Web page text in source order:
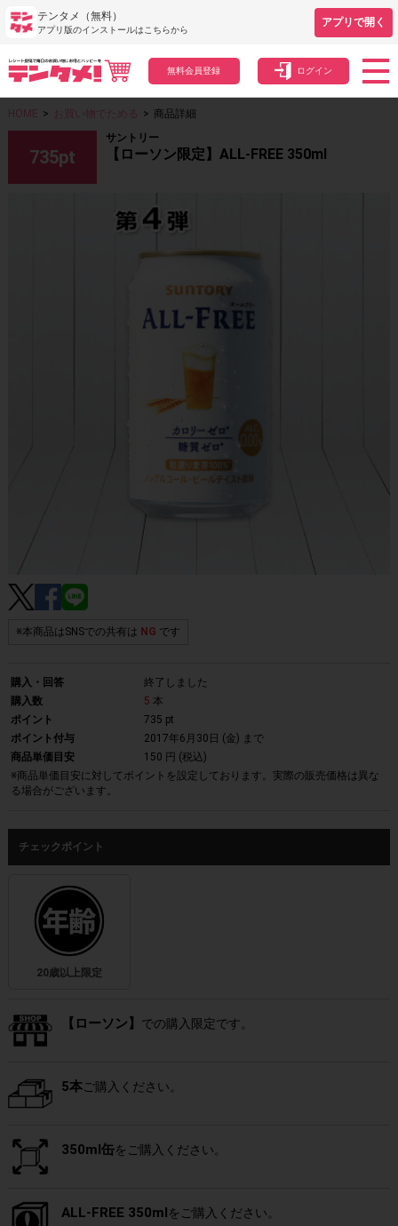
テンタメ（無料）
アプリ版のインストールはこちらから
アプリで開く
無料会員登録 ログイン
HOME > お買い物でためる > 商品詳細
735pt
サントリー
【ローソン限定】ALL-FREE 350ml
※本商品はSNSでの共有は NG です
購入・回答
終了しました
購入数
5 本
ポイント
735 pt
ポイント付与
2017年6月30日 (金) まで
商品単価目安
150 円 (税込)
※商品単価目安に対してポイントを設定しております。実際の販売価格は異な
る場合がございます。
チェックポイント
20歳以上限定
【ローソン】 での購入限定です。
5本ご購入ください。
350ml缶をご購入ください。
ALL-FREE 350mlをご購入ください。